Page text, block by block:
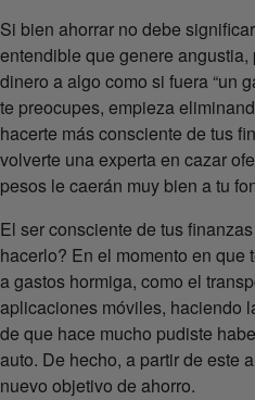
Si bien ahorrar no debe
entendible que genere
dinero a algo como si fuera “un
te preocupes, empieza
hacerte más consciente de tus
volverte una experta en cazar
pesos le caerán muy bien a tu
El ser consciente de tus
hacerlo? En el momento en que
a gastos hormiga, como el
aplicaciones móviles, haciendo
de que hace mucho pudiste
auto. De hecho, a partir de este
nuevo objetivo de ahorro.